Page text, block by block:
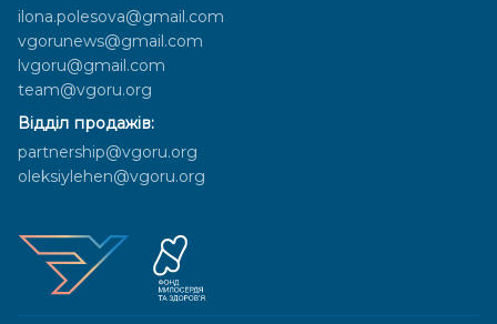
ilona.polesova@gmail.com
vgorunews@gmail.com
lvgoru@gmail.com
team@vgoru.org
Відділ продажів:
partnership@vgoru.org
oleksiylehen@vgoru.org